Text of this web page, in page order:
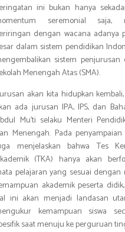
ini bukan hanya
seremonial saja,
dengan wacana adanya
dalam sistem pendidikan
sistem penjurusan
Menengah Atas (SMA).
akan kita hidupkan
ada jurusan IPA, IPS, dan
Mu’ti selaku Menteri
Menengah. Pada penyampaian
menjelaskan bahwa Tes
(TKA) hanya akan
pelajaran yang sesuai dengan
akademik peserta
ini akan menjadi landasan
kemampuan siswa
saat menuju ke perguruan